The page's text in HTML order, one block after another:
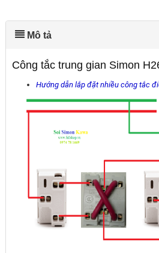
Mô tả
Công tắc trung gian Simon
Hướng dẫn lắp đặt nhiều công tắc